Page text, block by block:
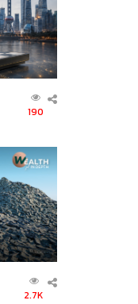
190
2.7K